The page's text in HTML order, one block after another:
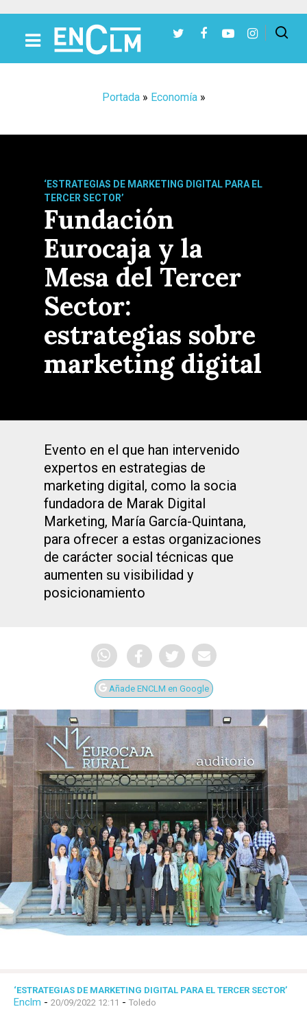
Portada» Economía»
‘ESTRATEGIAS DE MARKETING DIGITAL PARA EL
TERCER SECTOR’
Fundación
Eurocaja y la
Mesa del Tercer
Sector:
estrategias sobre
marketing digital
Evento en el que han intervenido
expertos en estrategias de
marketing digital, como la socia
fundadora de Marak Digital
Marketing, María García-Quintana,
para ofrecer a estas organizaciones
de carácter social técnicas que
aumenten su visibilidad y
posicionamiento
Añade ENCLM en Google
‘ESTRATEGIAS DE MARKETING DIGITAL PARA EL TERCER SECTOR’
Enclm - 20/09/2022 12:11 - Toledo